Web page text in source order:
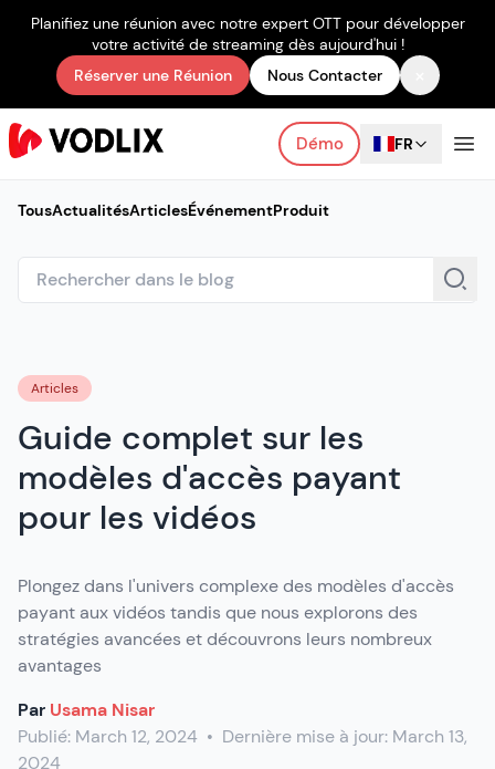
Planifiez une réunion avec notre expert OTT pour développer
votre activité de streaming dès aujourd'hui !
Réserver une Réunion
Nous Contacter
Démo FR
TousActualitésArticlesÉvénementProduit
Articles
Guide complet sur les
modèles d'accès payant
pour les vidéos
Plongez dans l'univers complexe des modèles d'accès
payant aux vidéos tandis que nous explorons des
stratégies avancées et découvrons leurs nombreux
avantages
Par Usama Nisar
Publié: March 12, 2024 • Dernière mise à jour: March 13,
2024